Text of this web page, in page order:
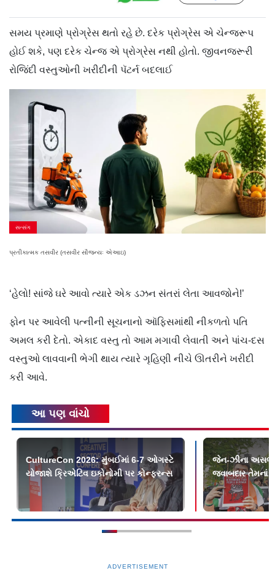
સમય પ્રમાણે પ્રોગ્રેસ થતો રહે છે. દરેક પ્રોગ્રેસ એ ચેન્જરૂપ
હોઈ શકે, પણ દરેક ચેન્જ એ પ્રોગ્રેસ નથી હોતો. જીવનજરૂરી
રોજિંદી વસ્તુઓની ખરીદીની પૅટર્ન બદલાઈ
સત્સંગ
પ્રતીકાત્મક તસવીર (તસવીર સૌજન્યઃ એઆઇ)
‘હેલો! સાંજે ઘરે આવો ત્યારે એક ડઝન સંતરાં લેતા આવજોને!’
ફોન પર આવેલી પત્નીની સૂચનાનો ઑફિસમાંથી નીકળતો પતિ
અમલ કરી દેતો. એકાદ વસ્તુ તો આમ મગાવી લેવાતી અને પાંચ-દસ
વસ્તુઓ લાવવાની ભેગી થાય ત્યારે ગૃહિણી નીચે ઊતરીને ખરીદી
કરી આવે.
આ પણ વાંચો
CultureCon 2026: મુંબઈમાં 6-7 ઓગસ્ટે
યોજાશે ક્રિએટિવ ઇકોનોમી પર કોન્ફરન્સ
જેન-ઝીના અસભ્ય
જવાબદાર તેમનાં
ADVERTISEMENT